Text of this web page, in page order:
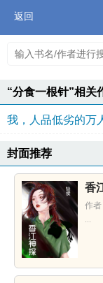
返回
“分食一根针”相关
我，人品低劣的万
封面推荐
香
作
...